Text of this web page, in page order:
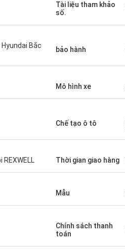
Tài liệu tham khảo
số.
Hyundai Bắc
bảo hành
Mô hình xe
Chế tạo ô tô
Thời gian giao hàng
Mẫu
Chính sách thanh
toán